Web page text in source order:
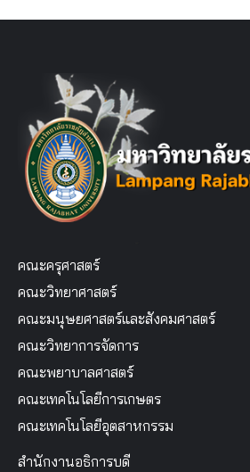
คณะครุศาสตร์
คณะวิทยาศาสตร์
คณะมนุษยศาสตร์และสังคมศาสตร์
คณะวิทยาการจัดการ
คณะพยาบาลศาสตร์
คณะเทคโนโลยีการเกษตร
คณะเทคโนโลยีอุตสาหกรรม
สำนักงานอธิการบดี